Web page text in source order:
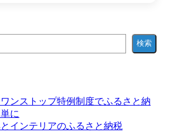
検索
ンストップ特例制度でふるさと納
に
インテリアのふるさと納税